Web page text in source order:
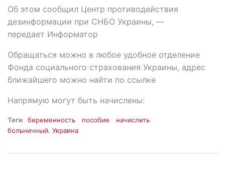
Об этом сообщил Центр противодействия
дезинформации при СНБО Украины, —
передает Информатор
Обращаться можно в любое удобное отделение
Фонда социального страхования Украины, адрес
ближайшего можно найти по ссылке
Напрямую могут быть начислены:
Теги беременность пособие
начислить
больничный. Украина